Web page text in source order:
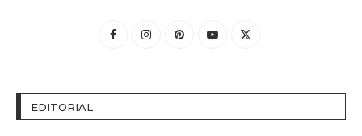
EDITORIAL